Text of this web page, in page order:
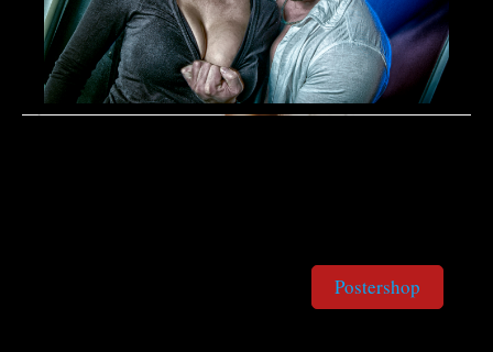
Postershop